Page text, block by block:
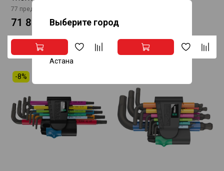
Выберите город
Алматы
Астана
77 предметов
71 835 ₸ 48 315 ₸
-8%